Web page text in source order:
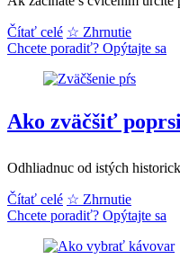
ušetria!
a
TEST
najlepších
Čítať celéNajlepšie
SPAĽOVAČE
❤️
→
TOP
TEST
+Skúsenosti
☆ Zhrnutie
Chcete poradiť? Opýtajte sa
Ako zväčšiť
Odhliadnuc od istých
Čítať celéAko
zväčšiť
→
☆ Zhrnutie
Chcete poradiť? Opýtajte sa